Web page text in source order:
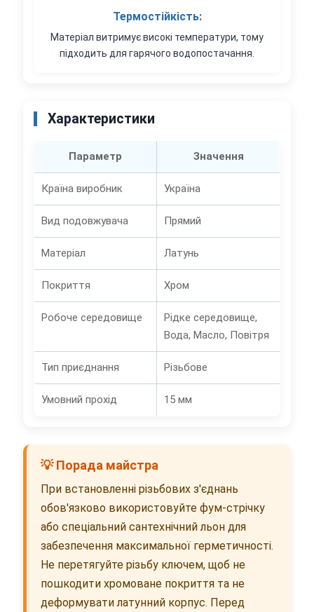
Термостійкість:
Матеріал витримує високі температури, тому
підходить для гарячого водопостачання.
Характеристики
Параметр Значення
Країна виробник Україна
Вид подовжувача Прямий
Матеріал Латунь
Покриття Хром
Робоче середовище
Рідке середовище,
Вода, Масло, Повітря
Тип приєднання Різьбове
Умовний прохід 15 мм
💡 Порада майстра
При встановленні різьбових з'єднань
обов'язково використовуйте фум-стрічку
або спеціальний сантехнічний льон для
забезпечення максимальної герметичності.
Не перетягуйте різьбу ключем, щоб не
пошкодити хромоване покриття та не
деформувати латунний корпус. Перед